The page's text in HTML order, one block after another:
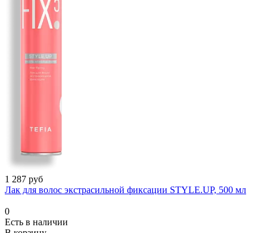
1 287 руб
Лак для волос экстрасильной фиксации STYLE.UP, 500 мл
0
Есть в наличии